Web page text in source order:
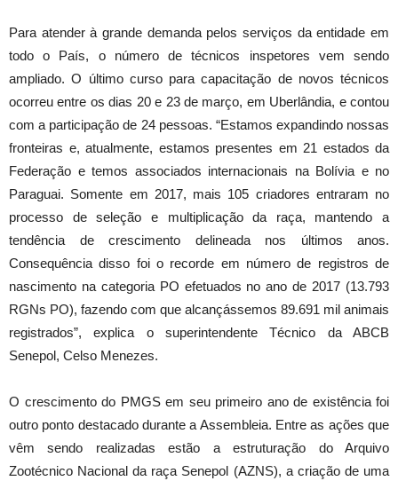
Para atender à grande demanda pelos serviços da entidade em
todo o País, o número de técnicos inspetores vem sendo
ampliado. O último curso para capacitação de novos técnicos
ocorreu entre os dias 20 e 23 de março, em Uberlândia, e contou
com a participação de 24 pessoas. “Estamos expandindo nossas
fronteiras e, atualmente, estamos presentes em 21 estados da
Federação e temos associados internacionais na Bolívia e no
Paraguai. Somente em 2017, mais 105 criadores entraram no
processo de seleção e multiplicação da raça, mantendo a
tendência de crescimento delineada nos últimos anos.
Consequência disso foi o recorde em número de registros de
nascimento na categoria PO efetuados no ano de 2017 (13.793
RGNs PO), fazendo com que alcançássemos 89.691 mil animais
registrados”, explica o superintendente Técnico da ABCB
Senepol, Celso Menezes.
O crescimento do PMGS em seu primeiro ano de existência foi
outro ponto destacado durante a Assembleia. Entre as ações que
vêm sendo realizadas estão a estruturação do Arquivo
Zootécnico Nacional da raça Senepol (AZNS), a criação de uma